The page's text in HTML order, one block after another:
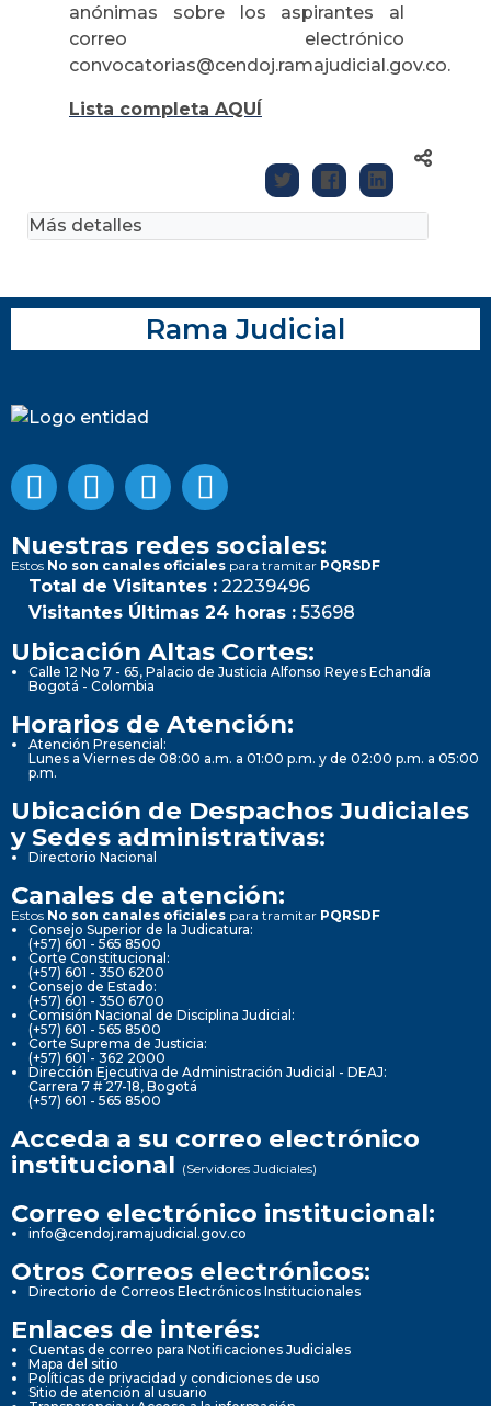
anónimas sobre los aspirantes al
correo electrónico
convocatorias@cendoj.ramajudicial.gov.co.
Lista completa AQUÍ
Más detalles
Rama Judicial
Nuestras redes sociales:
Estos No son canales oficiales para tramitar PQRSDF
Total de Visitantes : 22239496
Visitantes Últimas 24 horas : 53698
Ubicación Altas Cortes:
Calle 12 No 7 - 65, Palacio de Justicia Alfonso Reyes Echandía
Bogotá - Colombia
Horarios de Atención:
Atención Presencial:
Lunes a Viernes de 08:00 a.m. a 01:00 p.m. y de 02:00 p.m. a 05:00
p.m.
Ubicación de Despachos Judiciales
y Sedes administrativas:
Directorio Nacional
Canales de atención:
Estos No son canales oficiales para tramitar PQRSDF
Consejo Superior de la Judicatura:
(+57) 601 - 565 8500
Corte Constitucional:
(+57) 601 - 350 6200
Consejo de Estado:
(+57) 601 - 350 6700
Comisión Nacional de Disciplina Judicial:
(+57) 601 - 565 8500
Corte Suprema de Justicia:
(+57) 601 - 362 2000
Dirección Ejecutiva de Administración Judicial - DEAJ:
Carrera 7 # 27-18, Bogotá
(+57) 601 - 565 8500
Acceda a su correo electrónico
institucional (Servidores Judiciales)
Correo electrónico institucional:
info@cendoj.ramajudicial.gov.co
Otros Correos electrónicos:
Directorio de Correos Electrónicos Institucionales
Enlaces de interés:
Cuentas de correo para Notificaciones Judiciales
Mapa del sitio
Políticas de privacidad y condiciones de uso
Sitio de atención al usuario